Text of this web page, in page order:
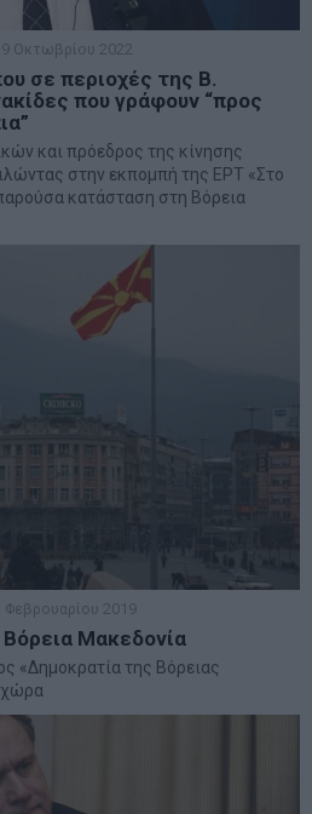
Οκτωβρίου 2022
σε περιοχές της Β.
που γράφουν “προς
και πρόεδρος της κίνησης
στην εκπομπή της ΕΡΤ «Στο
κατάσταση στη Βόρεια
Φεβρουαρίου 2019
Μακεδονία
«Δημοκρατία της Βόρειας
χώρα